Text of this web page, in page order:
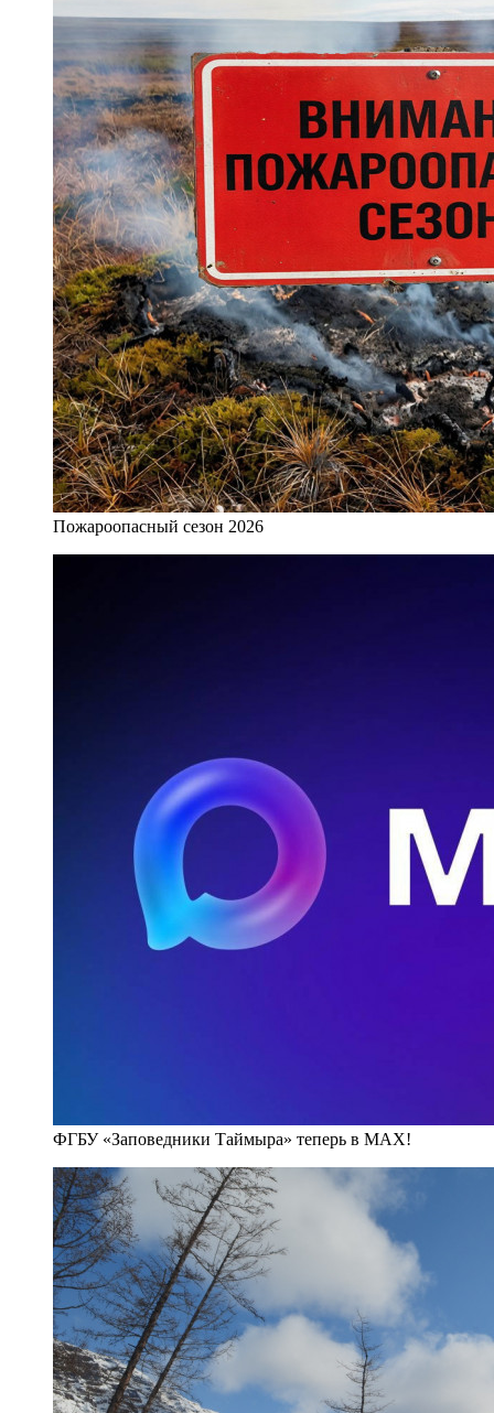
Пожароопасный сезон 2026
ФГБУ «Заповедники Таймыра» теперь в MAX!